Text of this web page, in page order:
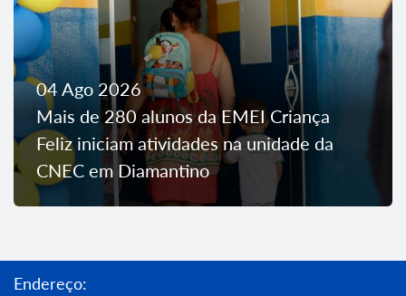
04 Ago 2026
Mais de 280 alunos da EMEI Criança
Feliz iniciam atividades na unidade da
CNEC em Diamantino
Endereço: